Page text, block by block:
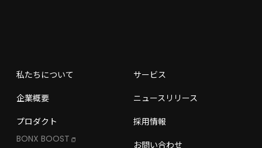
購入・レンタル
私たちについて サービス
プロダクト
BONX BOOST
企業概要
ニュースリリース
採用情報
お問い合わせ